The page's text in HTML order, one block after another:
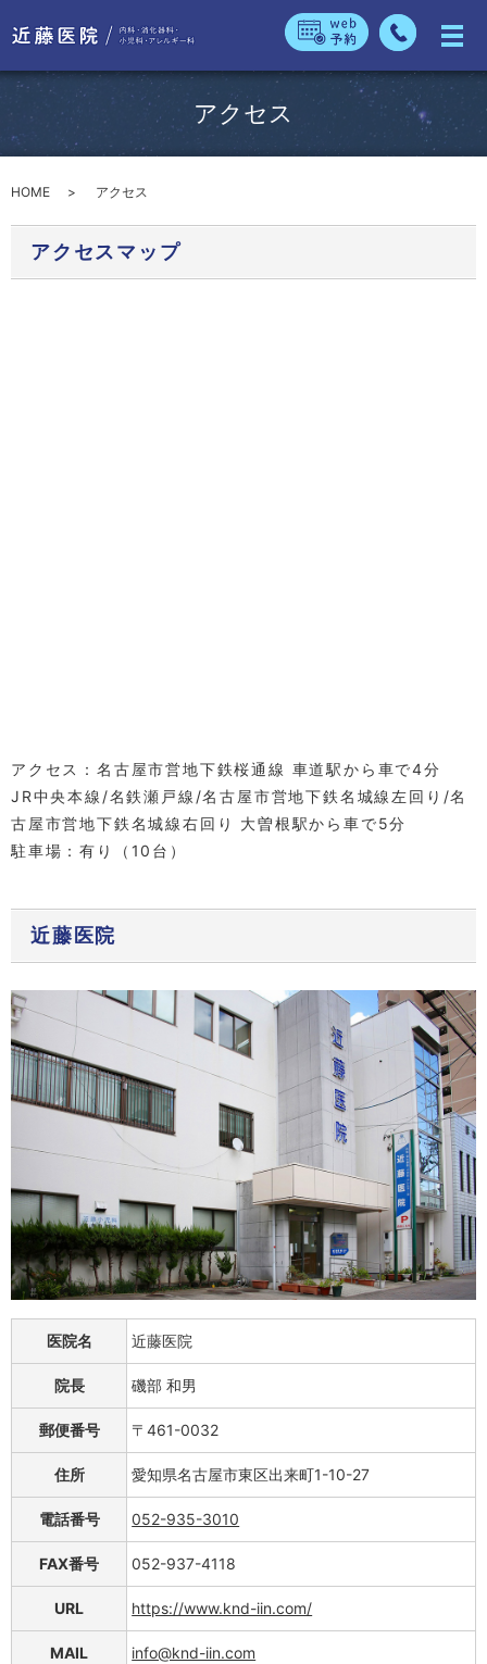
アクセス
HOME アクセス
アクセスマップ
アクセス：名古屋市営地下鉄桜通線 車道駅から車で4分
JR中央本線/名鉄瀬戸線/名古屋市営地下鉄名城線左回り/名
古屋市営地下鉄名城線右回り 大曽根駅から車で5分
駐車場：有り（10台）
近藤医院
医院名 近藤医院
院長 磯部 和男
郵便番号 〒461-0032
住所 愛知県名古屋市東区出来町1-10-27
電話番号 052-935-3010
FAX番号 052-937-4118
URL https://www.knd-iin.com/
MAIL info@knd-iin.com